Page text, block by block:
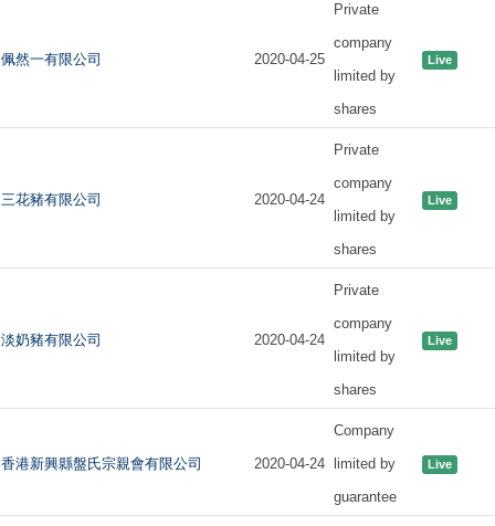
佩然一有限公司 2020-04-25
Private
company
limited by
shares
Live
三花豬有限公司 2020-04-24
Private
company
limited by
shares
Live
淡奶豬有限公司 2020-04-24
Private
company
limited by
shares
Live
香港新興縣盤氏宗親會有限公司 2020-04-24
Company
limited by
guarantee
Live